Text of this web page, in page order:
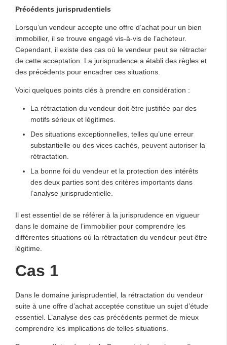
Précédents jurisprudentiels
Lorsqu’un vendeur accepte une offre d’achat pour un bien
immobilier, il se trouve engagé vis-à-vis de l’acheteur.
Cependant, il existe des cas où le vendeur peut se rétracter
de cette acceptation. La jurisprudence a établi des règles et
des précédents pour encadrer ces situations.
Voici quelques points clés à prendre en considération :
La rétractation du vendeur doit être justifiée par des
motifs sérieux et légitimes.
Des situations exceptionnelles, telles qu’une erreur
substantielle ou des vices cachés, peuvent autoriser la
rétractation.
La bonne foi du vendeur et la protection des intérêts
des deux parties sont des critères importants dans
l’analyse jurisprudentielle.
Il est essentiel de se référer à la jurisprudence en vigueur
dans le domaine de l’immobilier pour comprendre les
différentes situations où la rétractation du vendeur peut être
légitime.
Cas 1
Dans le domaine jurisprudentiel, la rétractation du vendeur
suite à une offre d’achat acceptée constitue un sujet d’étude
essentiel. L’analyse des cas précédents permet de mieux
comprendre les implications de telles situations.